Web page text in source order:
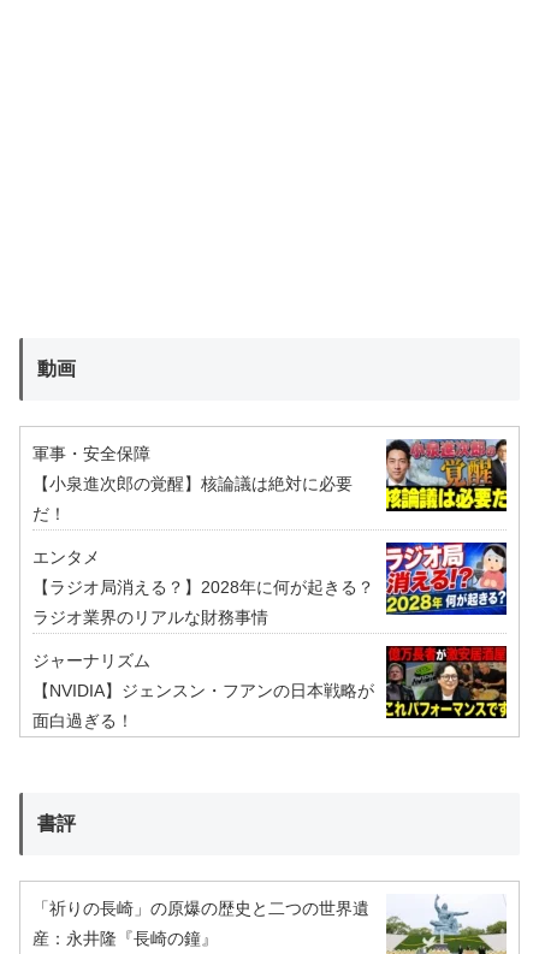
動画
軍事・安全保障
【小泉進次郎の覚醒】核論議は絶対に必要
だ！
エンタメ
【ラジオ局消える？】2028年に何が起きる？
ラジオ業界のリアルな財務事情
ジャーナリズム
【NVIDIA】ジェンスン・フアンの日本戦略が
面白過ぎる！
書評
「祈りの長崎」の原爆の歴史と二つの世界遺
産：永井隆『長崎の鐘』